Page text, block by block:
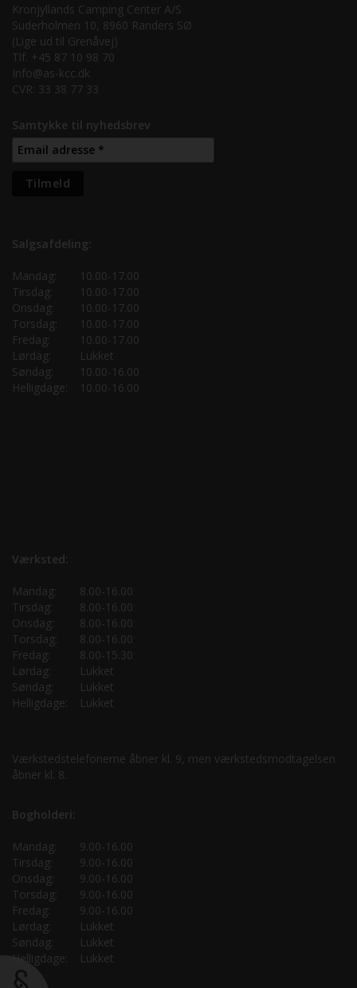
Kronjyllands Camping Center A/S
Suderholmen 10, 8960 Randers SØ
(Lige ud til Grenåvej)
Tlf. +45 87 10 98 70
Info@as-kcc.dk
CVR: 33 38 77 33
Samtykke til nyhedsbrev
Salgsafdeling:
Mandag:
10.00-17.00
Tirsdag:
10.00-17.00
Onsdag:
10.00-17.00
Torsdag:
10.00-17.00
Fredag:
10.00-17.00
Lørdag:
Lukket
Søndag:
10.00-16.00
Helligdage:
10.00-16.00
Værksted:
Mandag:
8.00-16.00
Tirsdag:
8.00-16.00
Onsdag:
8.00-16.00
Torsdag:
8.00-16.00
Fredag:
8.00-15.30
Lørdag:
Lukket
Søndag:
Lukket
Helligdage:
Lukket
Værkstedstelefonerne åbner kl. 9, men værkstedsmodtagelsen
åbner kl. 8.
Bogholderi:
Mandag:
9.00-16.00
Tirsdag:
9.00-16.00
Onsdag:
9.00-16.00
Torsdag:
9.00-16.00
Fredag:
9.00-16.00
Lørdag:
Lukket
Søndag:
Lukket
Helligdage:
Lukket